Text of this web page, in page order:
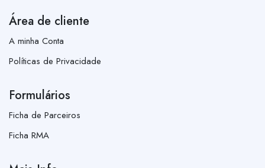
Área de cliente
A minha Conta
Políticas de Privacidade
Formulários
Ficha de Parceiros
Ficha RMA